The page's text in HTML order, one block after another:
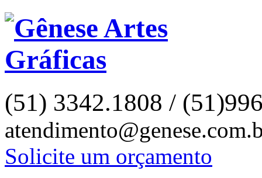
(51) 3342.1808 /
Solicite um orçamento